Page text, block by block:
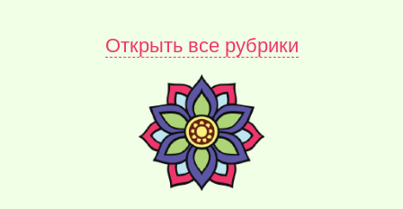
Открыть все рубрики